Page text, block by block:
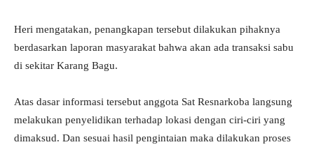
Heri mengatakan, penangkapan tersebut dilakukan pihaknya
berdasarkan laporan masyarakat bahwa akan ada transaksi sabu
di sekitar Karang Bagu.
Atas dasar informasi tersebut anggota Sat Resnarkoba langsung
melakukan penyelidikan terhadap lokasi dengan ciri-ciri yang
dimaksud. Dan sesuai hasil pengintaian maka dilakukan proses